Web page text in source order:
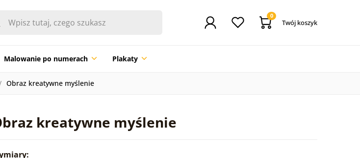
0
Twój koszyk
Malowanie po numerach Plakaty
Obraz kreatywne myślenie
kreatywne myślenie